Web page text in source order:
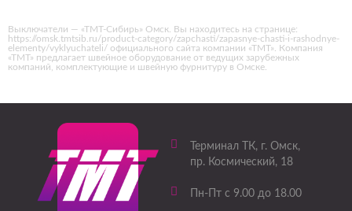
Выключатели — «ТМТ-Сибирь» Омск. Вы находитесь на странице:
https://omsk.tmtsib.ru/product-category/zapchasti/zapasnye-chasti-i-rashodnye-
elementy/vyklyuchateli/ официального сайта компании «ТМТ». Компания
«ТМТ» предлагает швейное оборудование от ведущих зарубежных
компаний, комплектующие и швейную фурнитуру в Омске.
Терминал ТК, г. Омск,
пр. Космический, 18
Пн-Пт с 9.00 до 18.00